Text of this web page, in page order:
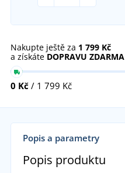
Nakupte ještě za 1 799 Kč
a získáte DOPRAVU ZDARMA
0 Kč / 1 799 Kč
Popis a parametry
Popis produktu